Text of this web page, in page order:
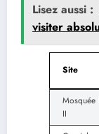
Lisez aussi :
visiter
Site
Mosquée
II